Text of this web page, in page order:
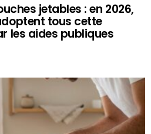
jetables : en 2026,
tous cette
les aides publiques